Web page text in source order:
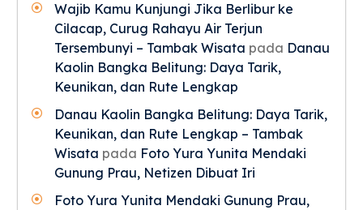
Wajib Kamu Kunjungi Jika Berlibur ke
Cilacap, Curug Rahayu Air Terjun
Tersembunyi – Tambak Wisata pada Danau
Kaolin Bangka Belitung: Daya Tarik,
Keunikan, dan Rute Lengkap
Danau Kaolin Bangka Belitung: Daya Tarik,
Keunikan, dan Rute Lengkap – Tambak
Wisata pada Foto Yura Yunita Mendaki
Gunung Prau, Netizen Dibuat Iri
Foto Yura Yunita Mendaki Gunung Prau,